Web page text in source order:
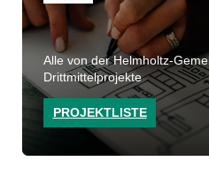
Alle von der Helmholtz-
Drittmittelprojekte
PROJEKTLISTE